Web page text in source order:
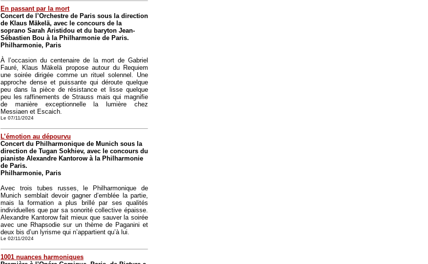
En passant par la mort
Concert de l’Orchestre de Paris sous la direction
de Klaus Mäkelä, avec le concours de la
soprano Sarah Aristidou et du baryton Jean-
Sébastien Bou à la Philharmonie de Paris.
Philharmonie, Paris
À l’occasion du centenaire de la mort de Gabriel
Fauré, Klaus Mäkelä propose autour du Requiem
une soirée dirigée comme un rituel solennel. Une
approche dense et puissante qui déroute quelque
peu dans la pièce de résistance et lisse quelque
peu les raffinements de Strauss mais qui magnifie
de manière exceptionnelle la lumière chez
Messiaen et Escaich.
Le 07/11/2024
L’émotion au dépourvu
Concert du Philharmonique de Munich sous la
direction de Tugan Sokhiev, avec le concours du
pianiste Alexandre Kantorow à la Philharmonie
de Paris.
Philharmonie, Paris
Avec trois tubes russes, le Philharmonique de
Munich semblait devoir gagner d’emblée la partie,
mais la formation a plus brillé par ses qualités
individuelles que par sa sonorité collective épaisse.
Alexandre Kantorow fait mieux que sauver la soirée
avec une Rhapsodie sur un thème de Paganini et
deux bis d’un lyrisme qui n’appartient qu’à lui.
Le 02/11/2024
1001 nuances harmoniques